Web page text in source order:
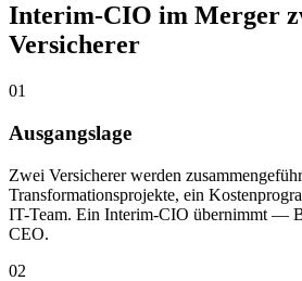
Interim-CIO im Merger
Versicherer
01
Ausgangslage
Zwei Versicherer werden
Transformationsprojekte, ein
IT-Team. Ein Interim-CIO übernimmt —
CEO.
02